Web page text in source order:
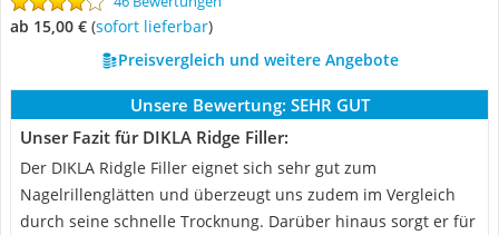
ab 15,00 € ( Sofort lieferbar)
Preisvergleich und weitere Angebote
Unsere Bewertung: SEHR GUT
Unser Fazit für DIKLA Ridge Filler:
Der DIKLA Ridgle Filler eignet sich sehr gut zum
Nagelrillenglätten und überzeugt uns zudem im Vergleich
durch seine schnelle Trocknung. Darüber hinaus sorgt er für